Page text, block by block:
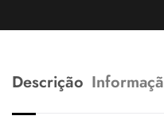
Descrição